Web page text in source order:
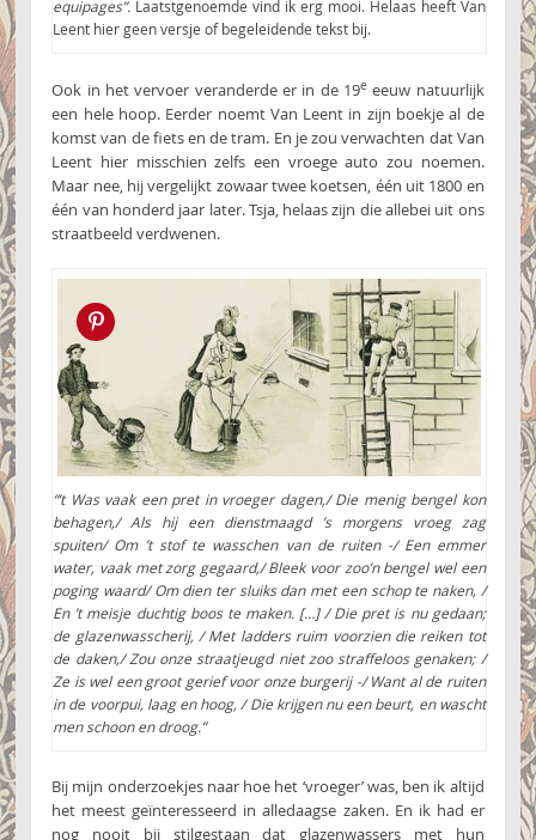
equipages”. Laatstgenoemde vind ik erg mooi. Helaas heeft Van
Leent hier geen versje of begeleidende tekst bij.
Ook in het vervoer veranderde er in de 19e eeuw natuurlijk
een hele hoop. Eerder noemt Van Leent in zijn boekje al de
komst van de fiets en de tram. En je zou verwachten dat Van
Leent hier misschien zelfs een vroege auto zou noemen.
Maar nee, hij vergelijkt zowaar twee koetsen, één uit 1800 en
één van honderd jaar later. Tsja, helaas zijn die allebei uit ons
straatbeeld verdwenen.
Pin this!
“’t Was vaak een pret in vroeger dagen,/ Die menig bengel kon
behagen,/ Als hij een dienstmaagd ’s morgens vroeg zag
spuiten/ Om ’t stof te wasschen van de ruiten -/ Een emmer
water, vaak met zorg gegaard,/ Bleek voor zoo’n bengel wel een
poging waard/ Om dien ter sluiks dan met een schop te naken, /
En ’t meisje duchtig boos te maken. […] / Die pret is nu gedaan;
de glazenwasscherij, / Met ladders ruim voorzien die reiken tot
de daken,/ Zou onze straatjeugd niet zoo straffeloos genaken; /
Ze is wel een groot gerief voor onze burgerij -/ Want al de ruiten
in de voorpui, laag en hoog, / Die krijgen nu een beurt, en wascht
men schoon en droog.”
Bij mijn onderzoekjes naar hoe het ‘vroeger’ was, ben ik altijd
het meest geïnteresseerd in alledaagse zaken. En ik had er
nog nooit bij stilgestaan dat glazenwassers met hun